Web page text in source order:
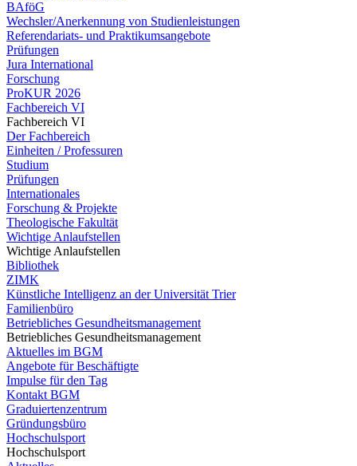
BAföG
Wechsler/Anerkennung von Studienleistungen
Referendariats- und Praktikumsangebote
Prüfungen
Jura International
Forschung
ProKUR 2026
Fachbereich VI
Fachbereich VI
Der Fachbereich
Einheiten / Professuren
Studium
Prüfungen
Internationales
Forschung & Projekte
Theologische Fakultät
Wichtige Anlaufstellen
Wichtige Anlaufstellen
Bibliothek
ZIMK
Künstliche Intelligenz an der Universität Trier
Familienbüro
Betriebliches Gesundheitsmanagement
Betriebliches Gesundheitsmanagement
Aktuelles im BGM
Angebote für Beschäftigte
Impulse für den Tag
Kontakt BGM
Graduiertenzentrum
Gründungsbüro
Hochschulsport
Hochschulsport